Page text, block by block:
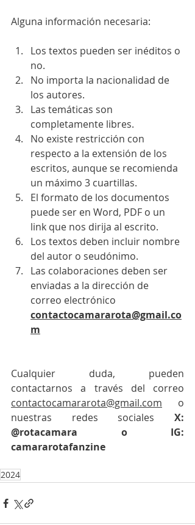
Alguna información necesaria:
Los textos pueden ser inéditos o
no.
No importa la nacionalidad de
los autores.
Las temáticas son
completamente libres.
No existe restricción con
respecto a la extensión de los
escritos, aunque se recomienda
un máximo 3 cuartillas.
El formato de los documentos
puede ser en Word, PDF o un
link que nos dirija al escrito.
Los textos deben incluir nombre
del autor o seudónimo.
Las colaboraciones deben ser
enviadas a la dirección de
correo electrónico
contactocamararota@gmail.co
m
​Cualquier duda, pueden
contactocamararota@gmail.com o
nuestras redes sociales X:
@rotacamara o IG:
camararotafanzine
2024